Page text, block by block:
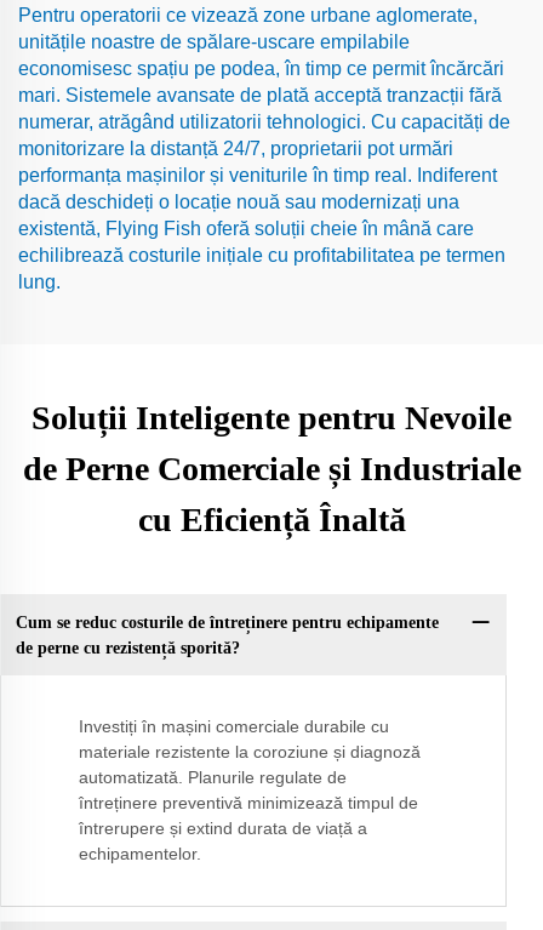
Pentru operatorii ce vizează zone urbane aglomerate,
unitățile noastre de spălare-uscare empilabile
economisesc spațiu pe podea, în timp ce permit încărcări
mari. Sistemele avansate de plată acceptă tranzacții fără
numerar, atrăgând utilizatorii tehnologici. Cu capacități de
monitorizare la distanță 24/7, proprietarii pot urmări
performanța mașinilor și veniturile în timp real. Indiferent
dacă deschideți o locație nouă sau modernizați una
existentă, Flying Fish oferă soluții cheie în mână care
echilibrează costurile inițiale cu profitabilitatea pe termen
lung.
Soluții Inteligente pentru Nevoile
de Perne Comerciale și Industriale
cu Eficiență Înaltă
Cum se reduc costurile de întreținere pentru echipamente
de perne cu rezistență sporită?
Investiți în mașini comerciale durabile cu
materiale rezistente la coroziune și diagnoză
automatizată. Planurile regulate de
întreținere preventivă minimizează timpul de
întrerupere și extind durata de viață a
echipamentelor.